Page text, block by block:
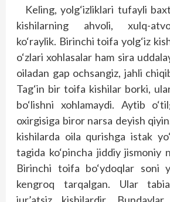
Keling, yolg‘izliklari tufayli
kishilarning ahvoli, xulq-
ko‘raylik. Birinchi toifa yolg‘iz
o‘zlari xohlasalar ham sira
oiladan gap ochsangiz, jahli
Tag‘in bir toifa kishilar borki,
bo‘lishni xohlamaydi. Aytib
oxirgisiga biror narsa deyish
kishilarda oila qurishga istak
tagida ko‘pincha jiddiy jismoniy
Birinchi toifa bo‘ydoqlar soni
kengroq tarqalgan. Ular